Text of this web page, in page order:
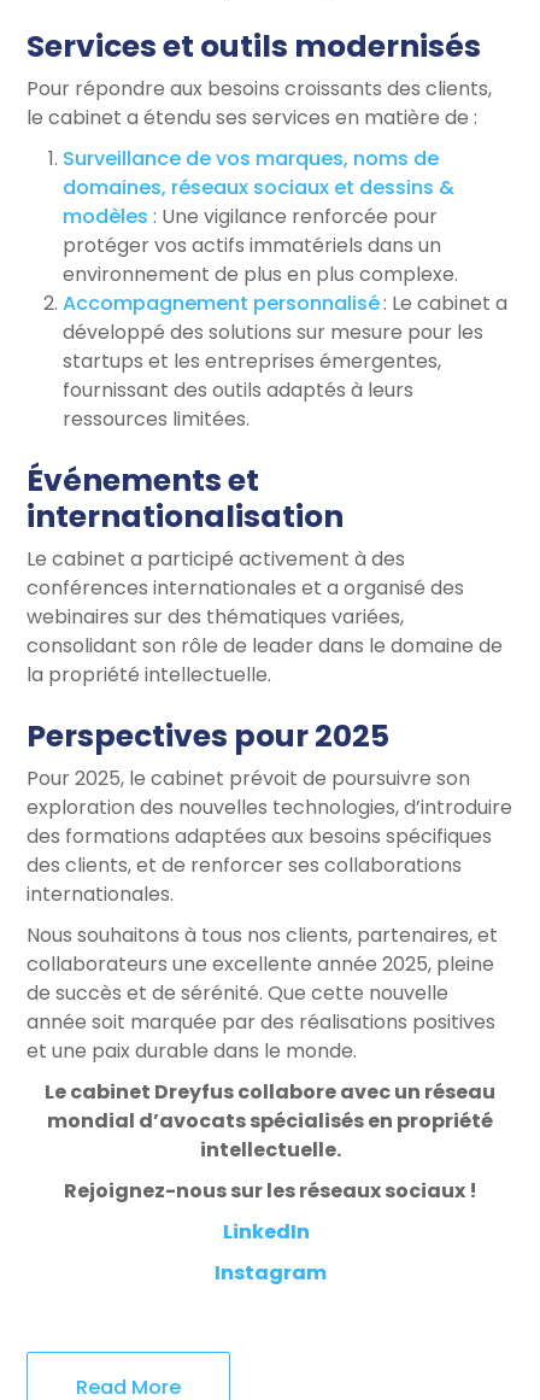
Services et outils modernisés
Pour répondre aux besoins croissants des clients,
le cabinet a étendu ses services en matière de :
Surveillance de vos marques, noms de
domaines, réseaux sociaux et dessins &
modèles : Une vigilance renforcée pour
protéger vos actifs immatériels dans un
environnement de plus en plus complexe.
Accompagnement personnalisé: Le cabinet a
développé des solutions sur mesure pour les
startups et les entreprises émergentes,
fournissant des outils adaptés à leurs
ressources limitées.
Événements et
internationalisation
Le cabinet a participé activement à des
conférences internationales et a organisé des
webinaires sur des thématiques variées,
consolidant son rôle de leader dans le domaine de
la propriété intellectuelle.
Perspectives pour 2025
Pour 2025, le cabinet prévoit de poursuivre son
exploration des nouvelles technologies, d’introduire
des formations adaptées aux besoins spécifiques
des clients, et de renforcer ses collaborations
internationales.
Nous souhaitons à tous nos clients, partenaires, et
collaborateurs une excellente année 2025, pleine
de succès et de sérénité. Que cette nouvelle
année soit marquée par des réalisations positives
et une paix durable dans le monde.
Le cabinet Dreyfus collabore avec un réseau
mondial d’avocats spécialisés en propriété
intellectuelle.
Rejoignez-nous sur les réseaux sociaux !
LinkedIn
Instagram
Read More